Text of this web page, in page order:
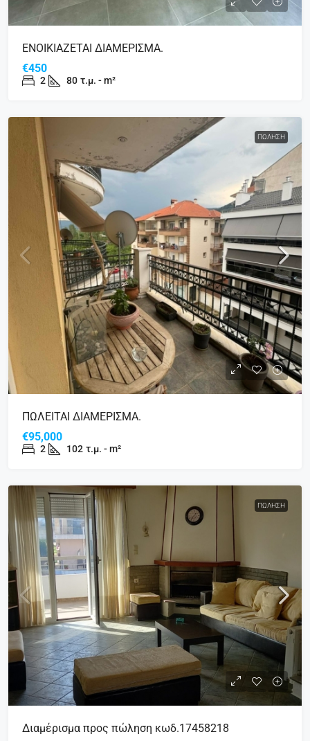
ΕΝΟΙΚΙΑΖΕΤΑΙ ΔΙΑΜΕΡΙΣΜΑ.
€450
2 80 τ.μ. - m²
ΠΏΛΗΣΗ
ΠΩΛΕΙΤΑΙ ΔΙΑΜΕΡΙΣΜΑ.
€95,000
2 102 τ.μ. - m²
ΠΏΛΗΣΗ
Διαμέρισμα προς πώληση κωδ.17458218